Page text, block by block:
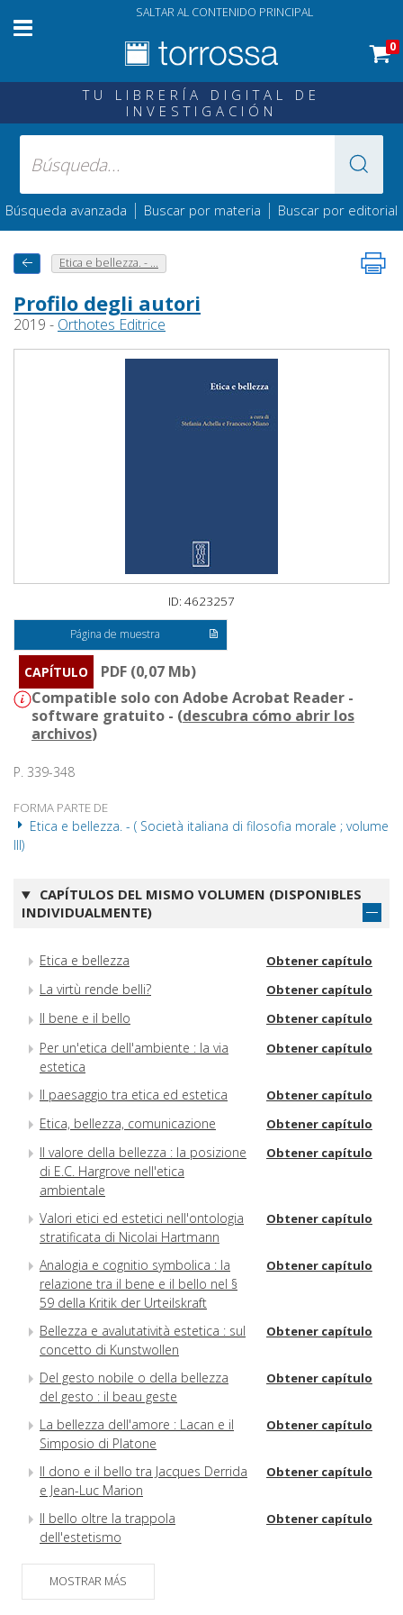
SALTAR AL CONTENIDO PRINCIPAL
0
TU LIBRERÍA DIGITAL DE
INVESTIGACIÓN
Búsqueda avanzada | Buscar por materia | Buscar por editorial
Etica e bellezza. - ...
Profilo degli autori
2019 - Orthotes Editrice
ID: 4623257
Página de muestra
CAPÍTULO
PDF (0,07 Mb)
Compatible solo con Adobe Acrobat Reader -
software gratuito - (descubra cómo abrir los
archivos)
P. 339-348
FORMA PARTE DE
Etica e bellezza. - ( Società italiana di filosofia morale ; volume
III)
CAPÍTULOS DEL MISMO VOLUMEN (DISPONIBLES
INDIVIDUALMENTE)
Etica e bellezza Obtener capítulo
La virtù rende belli? Obtener capítulo
Il bene e il bello Obtener capítulo
Per un'etica dell'ambiente : la via
estetica
Obtener capítulo
Il paesaggio tra etica ed estetica Obtener capítulo
Etica, bellezza, comunicazione Obtener capítulo
Il valore della bellezza : la posizione
di E.C. Hargrove nell'etica
ambientale
Obtener capítulo
Valori etici ed estetici nell'ontologia
stratificata di Nicolai Hartmann
Obtener capítulo
Analogia e cognitio symbolica : la
relazione tra il bene e il bello nel §
59 della Kritik der Urteilskraft
Obtener capítulo
Bellezza e avalutatività estetica : sul
concetto di Kunstwollen
Obtener capítulo
Del gesto nobile o della bellezza
del gesto : il beau geste
Obtener capítulo
La bellezza dell'amore : Lacan e il
Simposio di Platone
Obtener capítulo
Il dono e il bello tra Jacques Derrida
e Jean-Luc Marion
Obtener capítulo
Il bello oltre la trappola
dell'estetismo
Obtener capítulo
Icona e bellezza nella riflessione
russa contemporanea
MOSTRAR MÁS